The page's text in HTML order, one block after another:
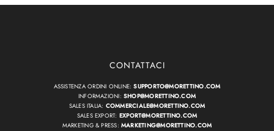
CONTATTACI
ASSISTENZA ORDINI ONLINE:SUPPORTO@MORETTINO.COM
INFORMAZIONI:SHOP@MORETTINO.COM
SALES ITALIA: COMMERCIALE@MORETTINO.COM
SALES EXPORT: EXPORT@MORETTINO.COM
MARKETING & PRESS:MARKETING@MORETTINO.COM